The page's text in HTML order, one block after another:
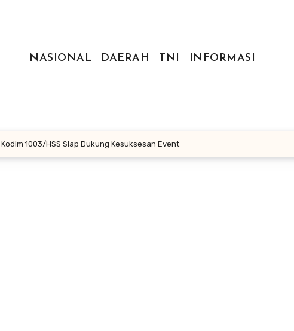
NASIONAL
DAERAH TNI INFORMASI
1003/HSS Siap Dukung Kesuksesan Event